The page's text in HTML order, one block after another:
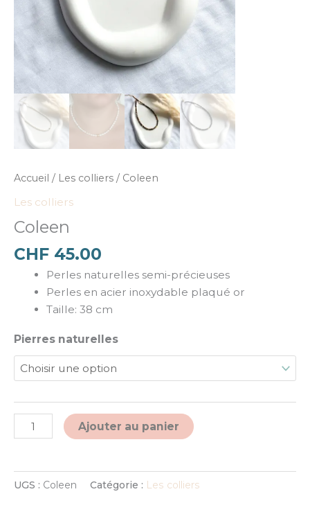
Accueil / Les colliers / Coleen
Les colliers
Coleen
CHF 45.00
Perles naturelles semi-précieuses
Perles en acier inoxydable plaqué or
Taille: 38 cm
Pierres naturelles
Ajouter au panier Alternative:
UGS : Coleen Catégorie : Les colliers